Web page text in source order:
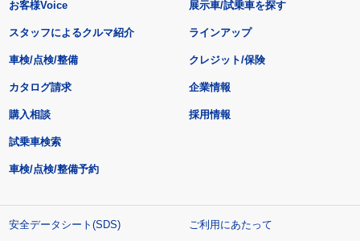
お客様Voice
スタッフによるクルマ紹介
展示車/試乗車を探す
ラインアップ
車検/点検/整備 クレジット/保険
カタログ請求
購入相談
試乗車検索
車検/点検/整備予約
企業情報
採用情報
安全データシート(SDS)
ご利用にあたって